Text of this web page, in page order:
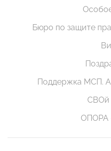
Бюро по защите
Поддержка МСП.
СВОй
ОПОРА